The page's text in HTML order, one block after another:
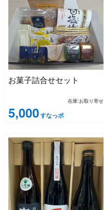
お菓子詰合せセット
在庫:お取り寄せ
5,000すなっポ